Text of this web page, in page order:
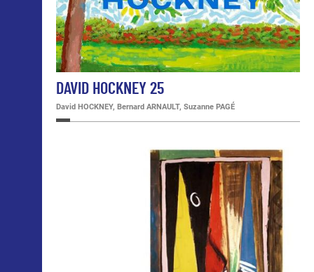
DAVID HOCKNEY 25
David HOCKNEY, Bernard ARNAULT, Suzanne PAGÉ